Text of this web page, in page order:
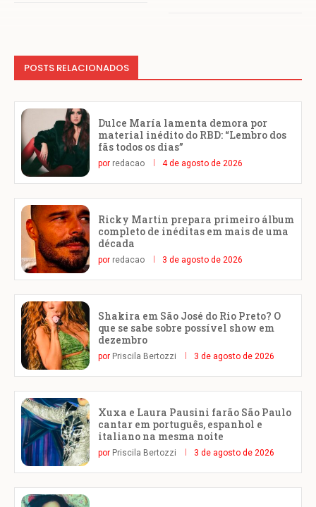
POSTS RELACIONADOS
Dulce María lamenta demora por
material inédito do RBD: “Lembro dos
fãs todos os dias”
por redacao 4 de agosto de 2026
Ricky Martin prepara primeiro álbum
completo de inéditas em mais de uma
década
por redacao 3 de agosto de 2026
Shakira em São José do Rio Preto? O
que se sabe sobre possível show em
dezembro
por Priscila Bertozzi 3 de agosto de 2026
Xuxa e Laura Pausini farão São Paulo
cantar em português, espanhol e
italiano na mesma noite
por Priscila Bertozzi 3 de agosto de 2026